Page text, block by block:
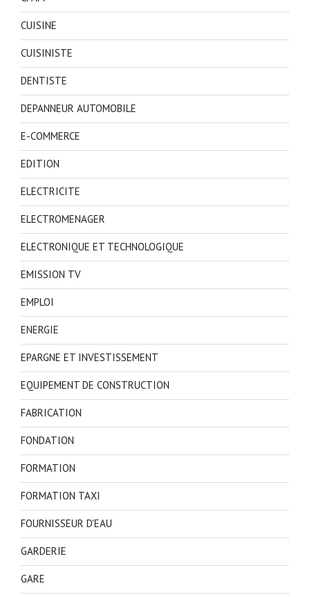
CUISINE
CUISINISTE
DENTISTE
DEPANNEUR AUTOMOBILE
E-COMMERCE
EDITION
ELECTRICITE
ELECTROMENAGER
ELECTRONIQUE ET TECHNOLOGIQUE
EMISSION TV
EMPLOI
ENERGIE
EPARGNE ET INVESTISSEMENT
EQUIPEMENT DE CONSTRUCTION
FABRICATION
FONDATION
FORMATION
FORMATION TAXI
FOURNISSEUR D'EAU
GARDERIE
GARE